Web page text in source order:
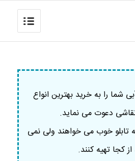
شما را به خرید بهترین انواع
دعوت می نماید.
خوب می خواهند ولی نمی
از کجا تهیه کنند.